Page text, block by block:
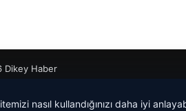
Dikey Haber
nasıl kullandığınızı daha iyi